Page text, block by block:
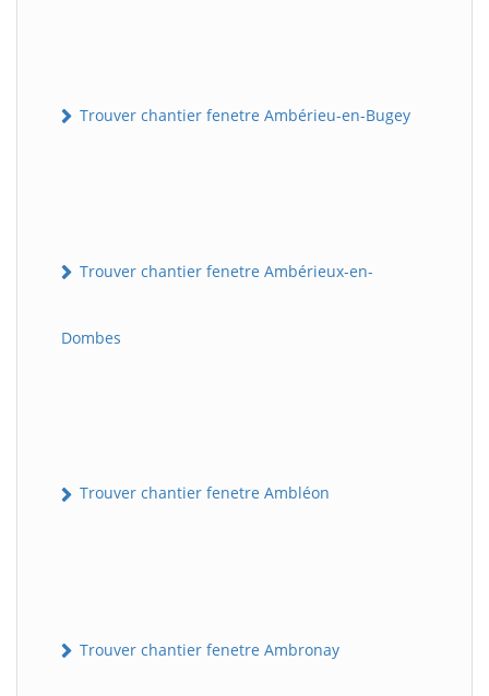
Trouver chantier fenetre Ambérieu-en-Bugey
Trouver chantier fenetre Ambérieux-en-
Dombes
Trouver chantier fenetre Ambléon
Trouver chantier fenetre Ambronay